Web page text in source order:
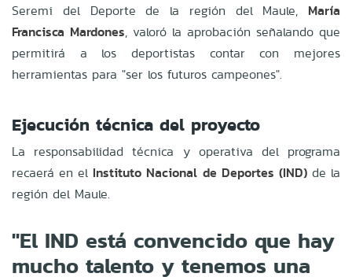
Seremi del Deporte de la región del Maule, María
Francisca Mardones, valoró la aprobación señalando que
permitirá a los deportistas contar con mejores
herramientas para "ser los futuros campeones".
Ejecución técnica del proyecto
La responsabilidad técnica y operativa del programa
recaerá en el Instituto Nacional de Deportes (IND)de la
región del Maule.
"El IND está convencido que hay
mucho talento y tenemos una